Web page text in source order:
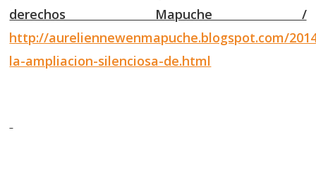
derechos Mapuche /
http://aureliennewenmapuche.blogspot.com/
la-ampliacion-silenciosa-de.html